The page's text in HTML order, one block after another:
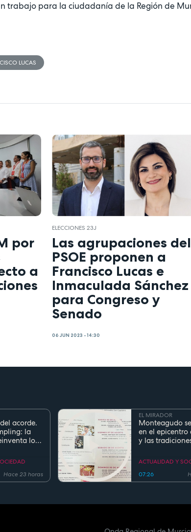
trabajo para la ciudadanía de la Región de
LUCAS
por
a
ELECCIONES 23J
Las agrupaciones del
PSOE proponen a
Francisco Lucas e
Inmaculada Sánchez
para Congreso y
Senado
06 JUN 2023 - 14:30
acorde.
la
los
Hace 23 horas
EL MIRADOR
Monteagudo
en el epicentro
y las
ACTUALIDAD Y
07:26